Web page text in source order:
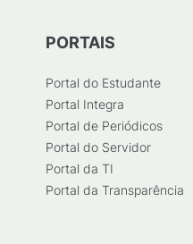
PORTAIS
Portal do Estudante
Portal Integra
Portal de Periódicos
Portal do Servidor
Portal da TI
Portal da Transparência